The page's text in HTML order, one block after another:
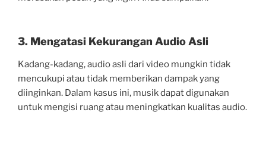
3. Mengatasi Kekurangan Audio Asli
Kadang-kadang, audio asli dari video mungkin tidak
mencukupi atau tidak memberikan dampak yang
diinginkan. Dalam kasus ini, musik dapat digunakan
untuk mengisi ruang atau meningkatkan kualitas audio.